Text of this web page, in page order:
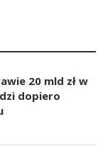
20 mld zł w
dopiero